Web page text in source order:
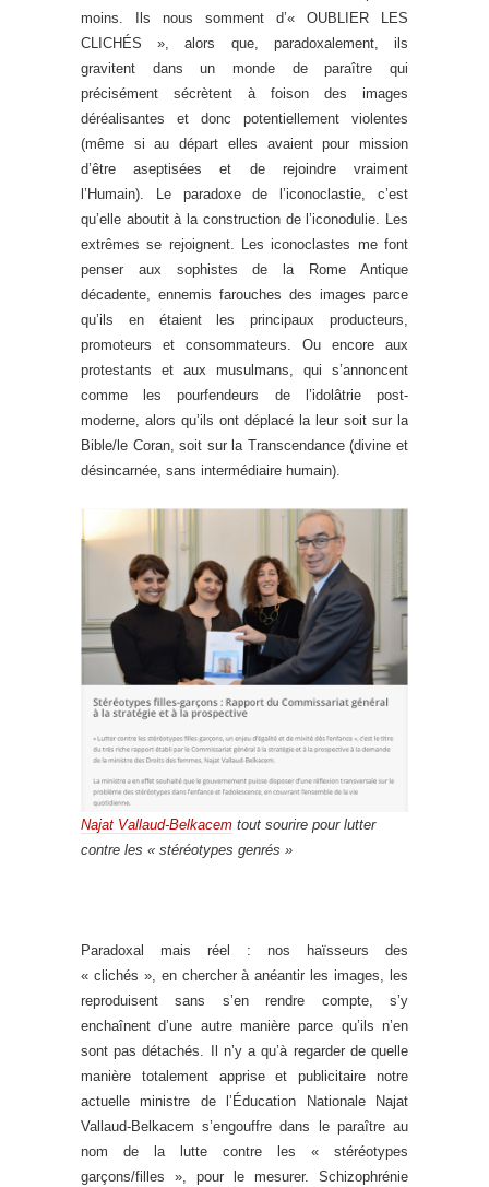
moins. Ils nous somment d’« OUBLIER LES
CLICHÉS », alors que, paradoxalement, ils
gravitent dans un monde de paraître qui
précisément sécrètent à foison des images
déréalisantes et donc potentiellement violentes
(même si au départ elles avaient pour mission
d’être aseptisées et de rejoindre vraiment
l’Humain). Le paradoxe de l’iconoclastie, c’est
qu’elle aboutit à la construction de l’iconodulie. Les
extrêmes se rejoignent. Les iconoclastes me font
penser aux sophistes de la Rome Antique
décadente, ennemis farouches des images parce
qu’ils en étaient les principaux producteurs,
promoteurs et consommateurs. Ou encore aux
protestants et aux musulmans, qui s’annoncent
comme les pourfendeurs de l’idolâtrie post-
moderne, alors qu’ils ont déplacé la leur soit sur la
Bible/le Coran, soit sur la Transcendance (divine et
désincarnée, sans intermédiaire humain).
Najat Vallaud-Belkacem tout sourire pour lutter
contre les « stéréotypes genrés »
Paradoxal mais réel : nos haïsseurs des
« clichés », en chercher à anéantir les images, les
reproduisent sans s’en rendre compte, s’y
enchaînent d’une autre manière parce qu’ils n’en
sont pas détachés. Il n’y a qu’à regarder de quelle
manière totalement apprise et publicitaire notre
actuelle ministre de l’Éducation Nationale Najat
Vallaud-Belkacem s’engouffre dans le paraître au
nom de la lutte contre les « stéréotypes
garçons/filles », pour le mesurer. Schizophrénie